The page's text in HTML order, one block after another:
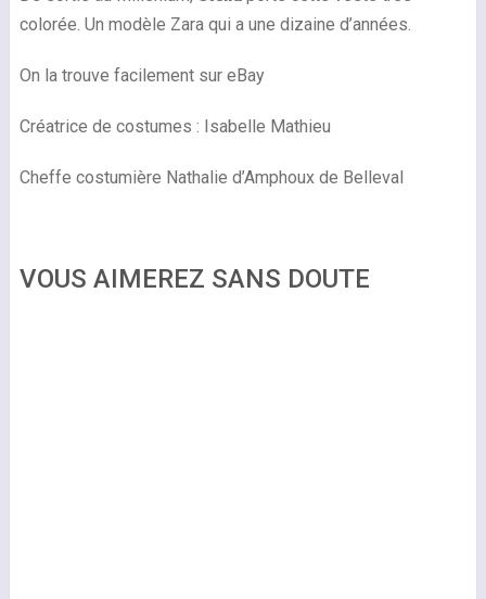
colorée. Un modèle Zara qui a une dizaine d’années.
On la trouve facilement sur eBay
Créatrice de costumes : Isabelle Mathieu
Cheffe costumière Nathalie d’Amphoux de Belleval
VOUS AIMEREZ SANS DOUTE